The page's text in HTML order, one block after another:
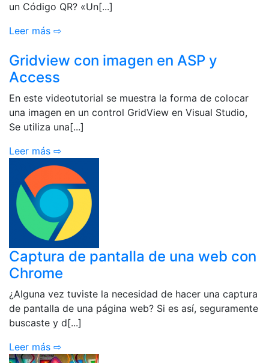
un Código QR? «Un[...]
Leer más ⇨
Gridview con imagen en ASP y
Access
En este videotutorial se muestra la forma de colocar
una imagen en un control GridView en Visual Studio,
Se utiliza una[...]
Leer más ⇨
Captura de pantalla de una web con
Chrome
¿Alguna vez tuviste la necesidad de hacer una captura
de pantalla de una página web? Si es así, seguramente
buscaste y d[...]
Leer más ⇨